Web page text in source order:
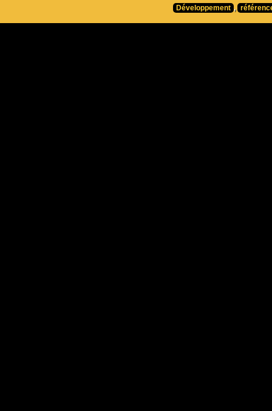
Développement ,